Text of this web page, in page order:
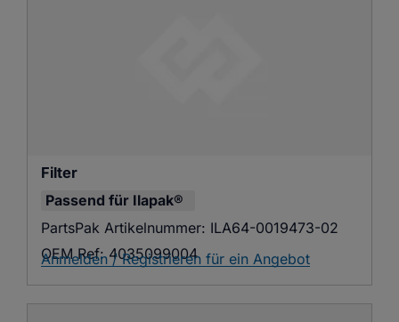
Filter
Passend für Ilapak®
PartsPak Artikelnummer: ILA64-0019473-02
OEM Ref: 4035099004
Anmelden / Registrieren für ein Angebot